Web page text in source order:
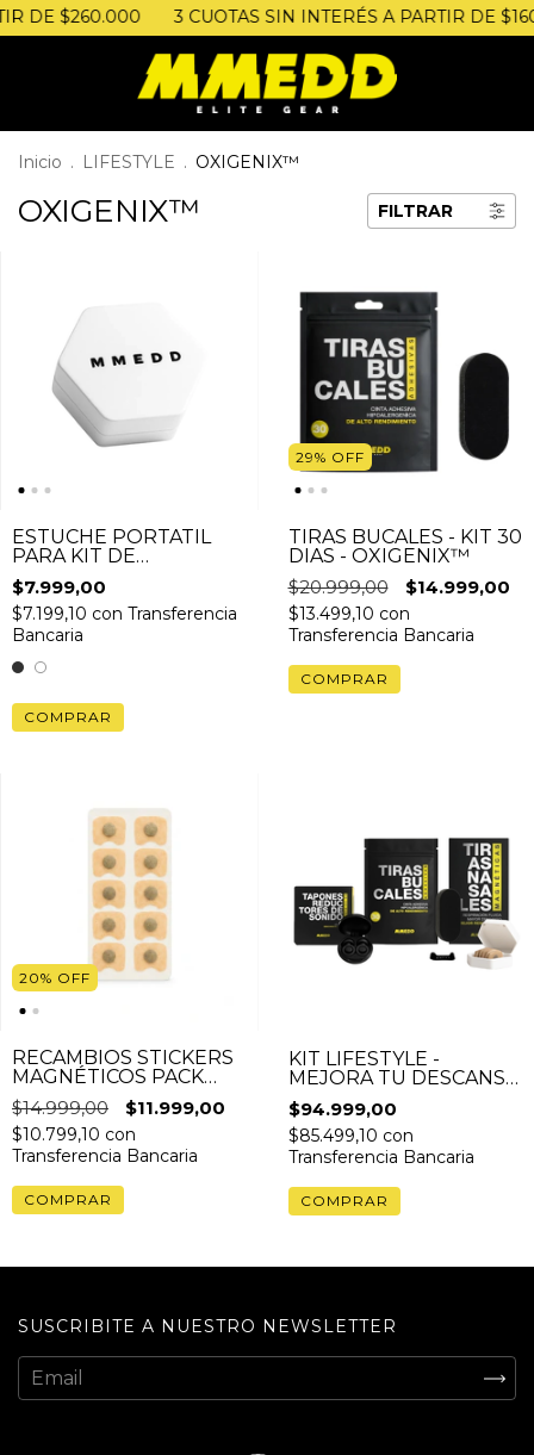
DE $260.000 3 CUOTAS SIN INTERÉS A PARTIR DE
Inicio . LIFESTYLE . OXIGENIX™
OXIGENIX™ FILTRAR
ESTUCHE PORTÁTIL
PARA KIT DE
DILATADOR NASAL
$7.999,00
$7.199,10 con Transferencia
Bancaria
COMPRAR
29% OFF
TIRAS BUCALES - KIT 30
DIAS - OXIGENIX™
$20.999,00
$14.999,00
$13.499,10 con
Transferencia Bancaria
20% OFF
RECAMBIOS STICKERS
MAGNÉTICOS PACK
X30 PARES
$14.999,00 $11.999,00
$10.799,10 con
Transferencia Bancaria
KIT LIFESTYLE -
MEJORA TU DESCANSO
& RENDIMIENTO
$94.999,00
$85.499,10 con
Transferencia Bancaria
SUSCRIBITE A NUESTRO NEWSLETTER